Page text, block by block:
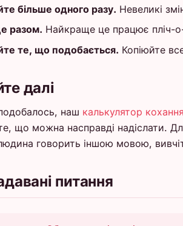
більше одного разу. Невеликі
разом. Найкраще це працює пліч-
те, що подобається. Копіюйте
далі
наш калькулятор кохання
що можна насправді надіслати.
говорить іншою мовою,
питання